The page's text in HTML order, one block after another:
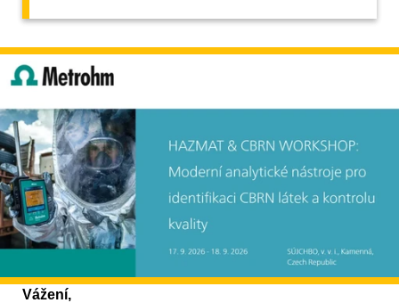
Vážení,